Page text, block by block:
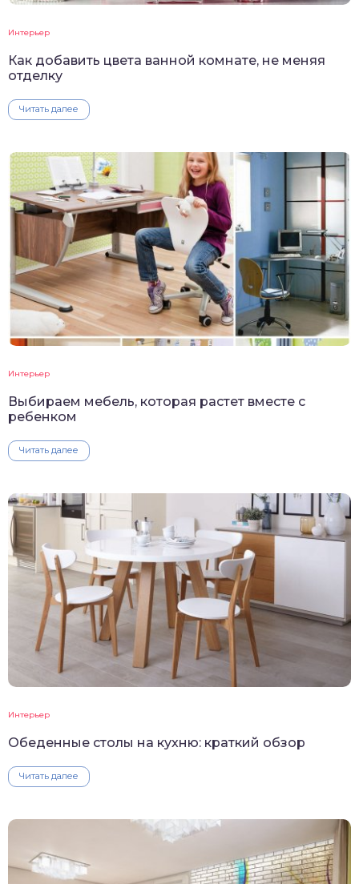
Интерьер
Как добавить цвета ванной комнате, не меняя
отделку
Читать далее
Интерьер
Выбираем мебель, которая растет вместе с
ребенком
Читать далее
Интерьер
Обеденные столы на кухню: краткий обзор
Читать далее